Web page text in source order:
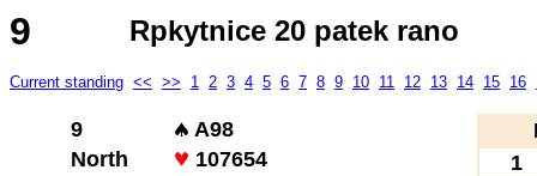
9 Rpkytnice 20 patek rano
Current standing << >> 1 2 3 4 5 6 7 8 9 10 11 12 13 14 15 16
9
A98
North
107654
1